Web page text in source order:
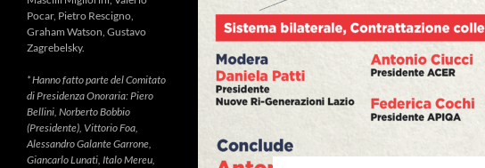
Pocar, Pietro Rescigno,
Graham Watson, Gustavo
Zagrebelsky.
* Hanno fatto parte del Comitato
di Presidenza Onoraria: Piero
Bellini, Norberto Bobbio
(Presidente), Vittorio Foa,
Alessandro Galante Garrone,
Giancarlo Lunati, Italo Mereu,